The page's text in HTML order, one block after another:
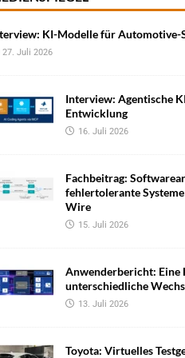
KI-Modelle für Automotive-
27. Juli 2026
Interview: Agentische
Entwicklung
16. Juli 2026
Fachbeitrag:
fehlertolerante
Wire
15. Juli 2026
Anwenderbericht:
unterschiedliche
13. Juli 2026
Toyota: Virtuelles